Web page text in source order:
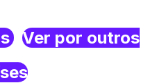
Ver por outros